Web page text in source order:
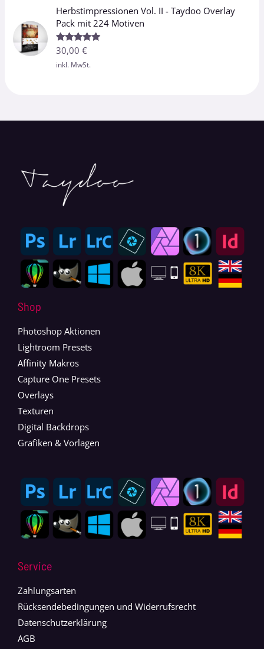
Herbstimpressionen Vol. II - Taydoo Overlay
Pack mit 224 Motiven
Bewertet
mit
von 5
30,00€
inkl. MwSt.
Shop
Photoshop Aktionen
Lightroom Presets
Affinity Makros
Capture One Presets
Overlays
Texturen
Digital Backdrops
Grafiken & Vorlagen
Service
Zahlungsarten
Rücksendebedingungen und Widerrufsrecht
Datenschutzerklärung
AGB